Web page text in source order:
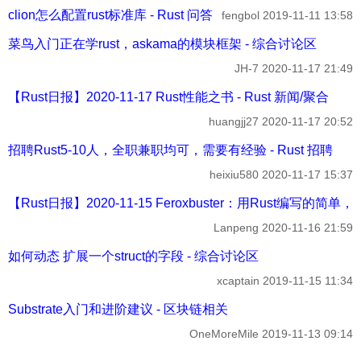
clion怎么配置rust标准库 - Rust 问答 fengbol 2019-11-11 13:58
菜鸟入门正在学rust，askama的模块框架 - 综合讨论区
JH-7 2020-11-17 21:49
【Rust日报】2020-11-17 Rust性能之书 - Rust 新闻/聚合
huangjj27 2020-11-17 20:52
招聘Rust5-10人，全职兼职均可，需要有经验 - Rust 招聘
heixiu580 2020-11-17 15:37
【Rust日报】2020-11-15 Feroxbuster：用Rust编写的简单
Lanpeng 2020-11-16 21:59
如何动态 扩展一个struct的字段 - 综合讨论区
xcaptain 2019-11-15 11:34
Substrate入门和进阶建议 - 区块链相关
OneMoreMile 2019-11-13 09:14